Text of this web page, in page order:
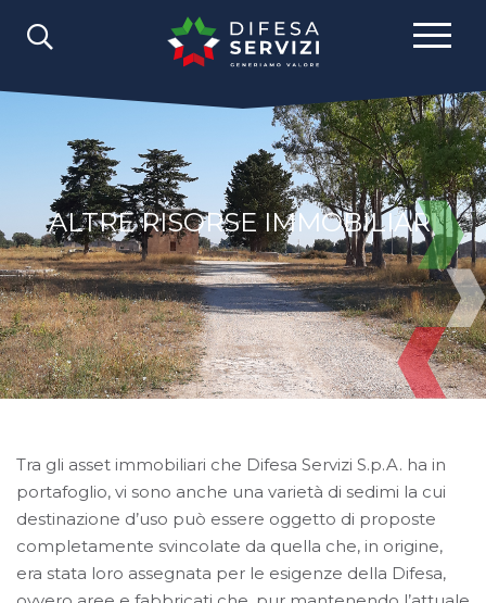
ALTRE RISORSE IMMOBILIARI
Tra gli asset immobiliari che Difesa Servizi S.p.A. ha in
portafoglio, vi sono anche una varietà di sedimi la cui
destinazione d’uso può essere oggetto di proposte
completamente svincolate da quella che, in origine,
era stata loro assegnata per le esigenze della Difesa,